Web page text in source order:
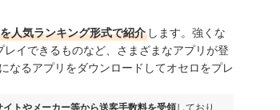
人気ランキング形式で紹介 します。強くな
イできるものなど、さまざまなアプリが登
なるアプリをダウンロードしてオセロをプレ
イトやメーカー等から送客手数料を受領しており、